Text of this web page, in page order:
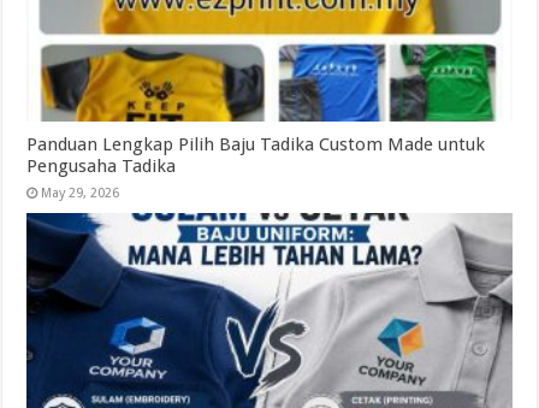
Panduan Lengkap Pilih Baju Tadika Custom Made untuk
Pengusaha Tadika
May 29, 2026